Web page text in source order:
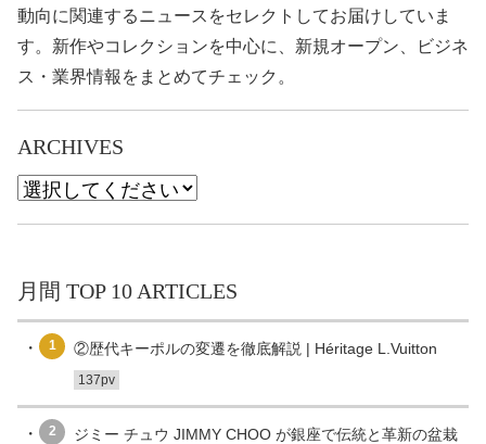
動向に関連するニュースをセレクトしてお届けしていま
す。新作やコレクションを中心に、新規オープン、ビジネ
ス・業界情報をまとめてチェック。
ARCHIVES
月間 TOP 10 ARTICLES
1 ②歴代キーポルの変遷を徹底解説 | Héritage L.Vuitton
137pv
2
ジミー チュウ JIMMY CHOO が銀座で伝統と革新の盆栽